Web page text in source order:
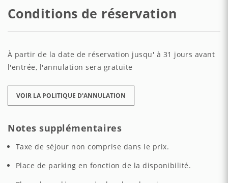
Conditions de réservation
À partir de la date de réservation jusqu' à 31 jours avant
l'entrée, l'annulation sera gratuite
VOIR LA POLITIQUE D'ANNULATION
Notes supplémentaires
Taxe de séjour non comprise dans le prix.
Place de parking en fonction de la disponibilité.